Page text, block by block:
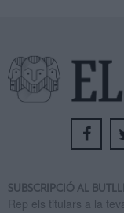
SUBSCRIPCIÓ AL
Rep els titulars a la